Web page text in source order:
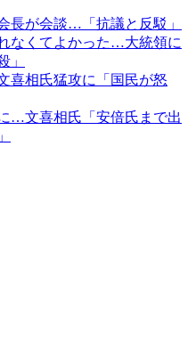
長が会談…「抗議と反駁」
なくてよかった…大統領に
」
喜相氏猛攻に「国民が怒
…文喜相氏「安倍氏まで出